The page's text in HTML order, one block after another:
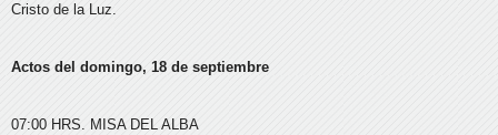
Cristo de la Luz.
Actos del domingo, 18 de septiembre
07:00 HRS. MISA DEL ALBA